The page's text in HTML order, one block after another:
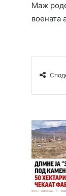
Маж
воената